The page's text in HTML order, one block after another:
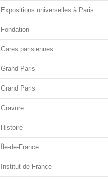
Expositions universelles à Paris
Fondation
Gares parisiennes
Grand Paris
Grand Paris
Gravure
Histoire
Île-de-France
Institut de France